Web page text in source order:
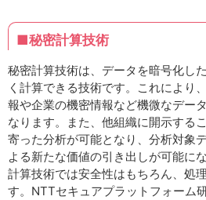
■秘密計算技術
秘密計算技術は、データを暗号化し
く計算できる技術です。これにより
報や企業の機密情報など機微なデー
なります。また、他組織に開示する
寄った分析が可能となり、分析対象
よる新たな価値の引き出しが可能に
計算技術では安全性はもちろん、処
す。NTTセキュアプラットフォーム